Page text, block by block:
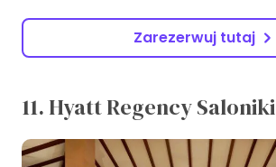
Zarezerwuj tutaj
11. Hyatt Regency Saloniki